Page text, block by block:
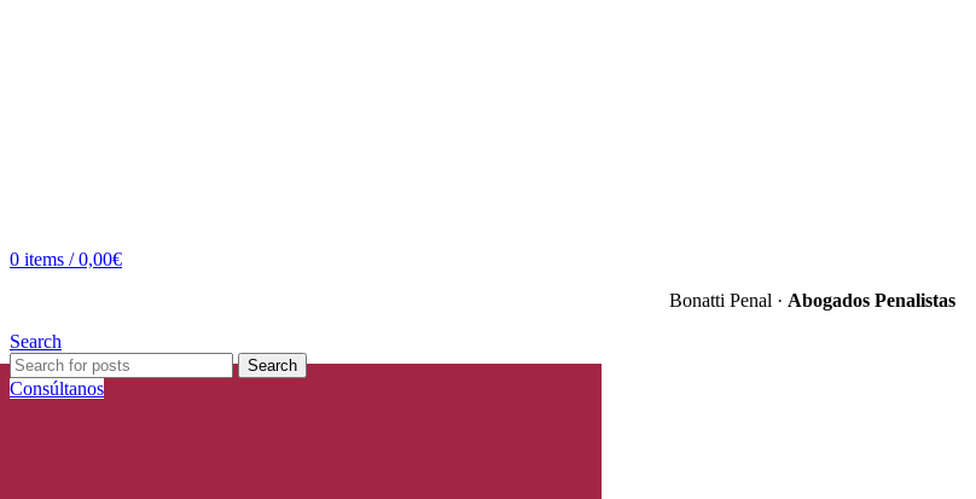
0 items / 0,00€
Bonatti Penal · Abogados Penalistas
Search
Search
Consúltanos